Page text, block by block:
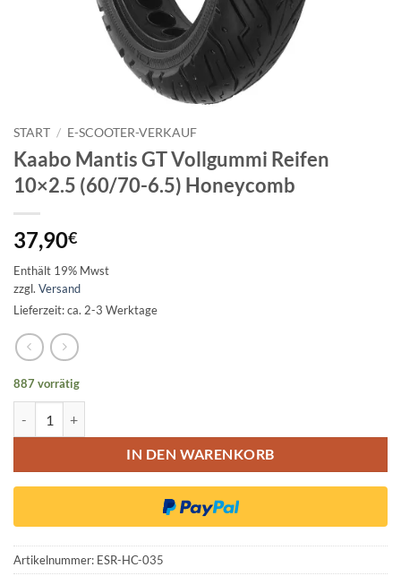
START / E-SCOOTER-VERKAUF
Kaabo Mantis GT Vollgummi Reifen
10×2.5 (60/70-6.5) Honeycomb
37,90€
Enthält 19% Mwst
zzgl. Versand
Lieferzeit: ca. 2-3 Werktage
887 vorrätig
IN DEN WARENKORB
Artikelnummer: ESR-HC-035